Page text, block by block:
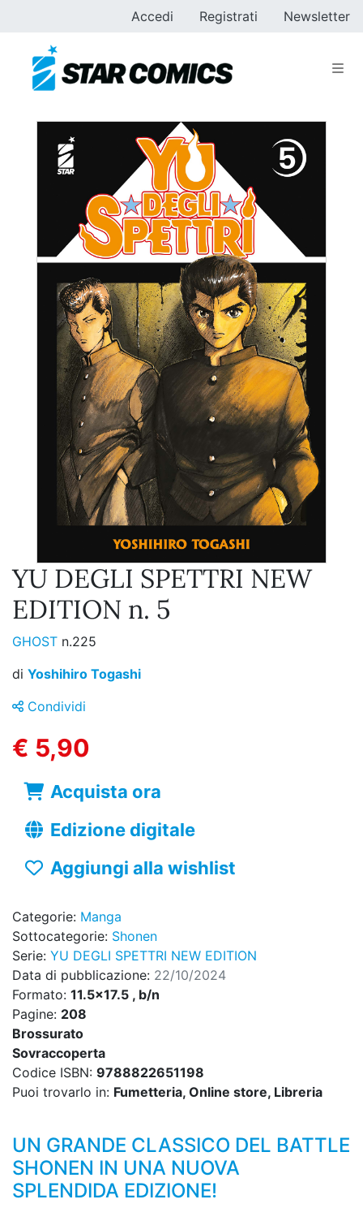
Accedi Registrati Newsletter
YU DEGLI SPETTRI NEW
EDITION n. 5
GHOST n.225
di Yoshihiro Togashi
Condividi
€ 5,90
Acquista ora
Edizione digitale
Aggiungi alla wishlist
Categorie: Manga
Sottocategorie: Shonen
Serie: YU DEGLI SPETTRI NEW EDITION
Data di pubblicazione: 22/10/2024
Formato: 11.5x17.5 , b/n
Pagine: 208
Brossurato
Sovraccoperta
Codice ISBN: 9788822651198
Puoi trovarlo in: Fumetteria, Online store, Libreria
UN GRANDE CLASSICO DEL BATTLE
SHONEN IN UNA NUOVA
SPLENDIDA EDIZIONE!